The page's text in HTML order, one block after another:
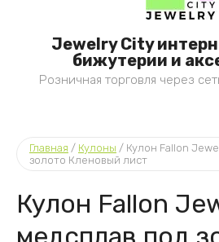
Jewelry City
бижутерии и
Розничная торговля через
Главная / Кулоны / Кулон Fallon
золото Кленовый лист
Кулон Fallon